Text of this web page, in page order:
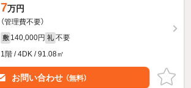
7万円
（管理費不要）
敷 140,000円 礼 不要
1階 / 4DK / 91.08㎡
お問い合わせ （無料）